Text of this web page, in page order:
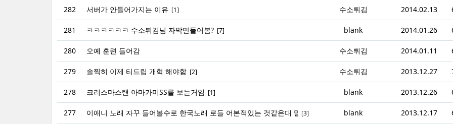
282 서버가 안들어가지는 이유 [1] 수소튀김 2014.02.13
281 ㅋㅋㅋㅋㅋㅋ 수소튀김님 자막만들어봄? [7] blank 2014.01.26
280 오예 훈련 들어감 수소튀김 2014.01.11
279 솔찍히 이제 티드립 개혁 해야함 [2] 수소튀김 2013.12.27
278 크리스마스턘 아마가미SS를 보는거임 [1] blank 2013.12.26
277 이애니 노래 자꾸 들어볼수로 한국노래 로들 어본적있는 것같은대 말이지요
[3] blank 2013.12.17